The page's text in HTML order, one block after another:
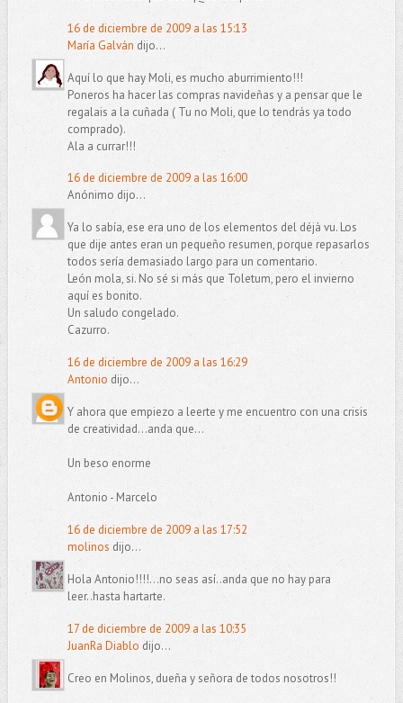
16 de diciembre de 2009 a las 15:13
María Galván dijo...
Aquí lo que hay Moli, es mucho aburrimiento!!!
Poneros ha hacer las compras navideñas y a pensar que le
regalais a la cuñada ( Tu no Moli, que lo tendrás ya todo
comprado).
Ala a currar!!!
16 de diciembre de 2009 a las 16:00
Anónimo dijo...
Ya lo sabía, ese era uno de los elementos del déjà vu. Los
que dije antes eran un pequeño resumen, porque repasarlos
todos sería demasiado largo para un comentario.
León mola, si. No sé si más que Toletum, pero el invierno
aquí es bonito.
Un saludo congelado.
Cazurro.
16 de diciembre de 2009 a las 16:29
Antonio dijo...
Y ahora que empiezo a leerte y me encuentro con una crisis
de creatividad...anda que...
Un beso enorme
Antonio - Marcelo
16 de diciembre de 2009 a las 17:52
molinos dijo...
Hola Antonio!!!!...no seas así..anda que no hay para
leer..hasta hartarte.
17 de diciembre de 2009 a las 10:35
JuanRa Diablo dijo...
Creo en Molinos, dueña y señora de todos nosotros!!